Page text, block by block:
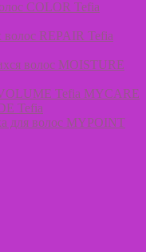
COLOR Tefia
REPAIR Tefia
волос MOISTURE
Tefia MYCARE
Tefia
для волос MYPOINT